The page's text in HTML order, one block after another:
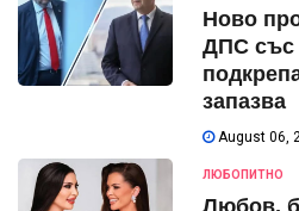
Ново
ДПС със
запазва
August 06,
ЛЮБОПИТНО